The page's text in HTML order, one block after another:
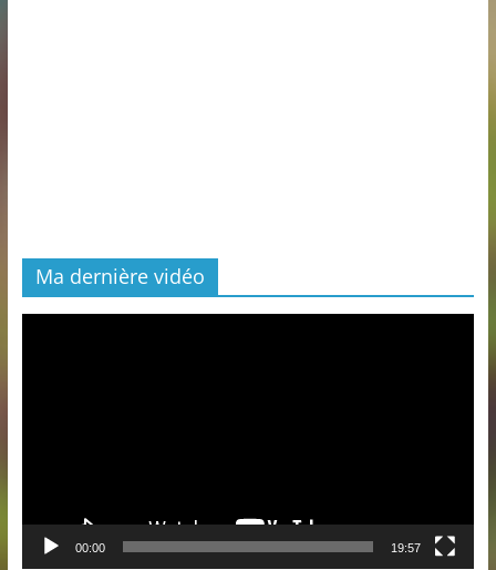
Ma dernière vidéo
00:00 19:57